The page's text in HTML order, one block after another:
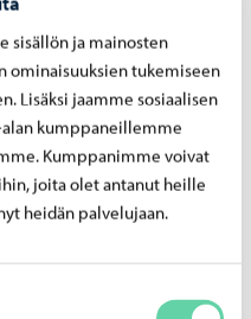
sisällön ja mainosten
ominaisuuksien tukemiseen
Lisäksi jaamme sosiaalisen
kumppaneillemme
Kumppanimme voivat
joita olet antanut heille
heidän palvelujaan.
uutiset